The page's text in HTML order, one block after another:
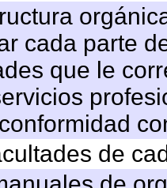
cada parte
que le
de